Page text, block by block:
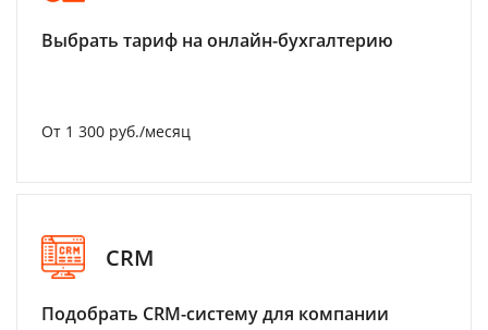
Выбрать тариф на онлайн-бухгалтерию
От 1 300 руб./месяц
CRM
Подобрать CRM-систему для компании